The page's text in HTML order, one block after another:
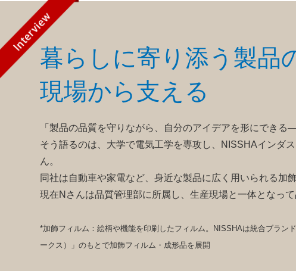
暮らしに寄り添う製品
現場から支える
「製品の品質を守りながら、自分のアイデアを形にでき
そう語るのは、大学で電気工学を専攻し、NISSHAインダ
ん。
同社は自動車や家電など、身近な製品に広く用いられる加
現在Nさんは品質管理部に所属し、生産現場と一体となって
*加飾フィルム：絵柄や機能を印刷したフィルム。NISSHAは統合ブラン
ークス）」のもとで加飾フィルム・成形品を展開